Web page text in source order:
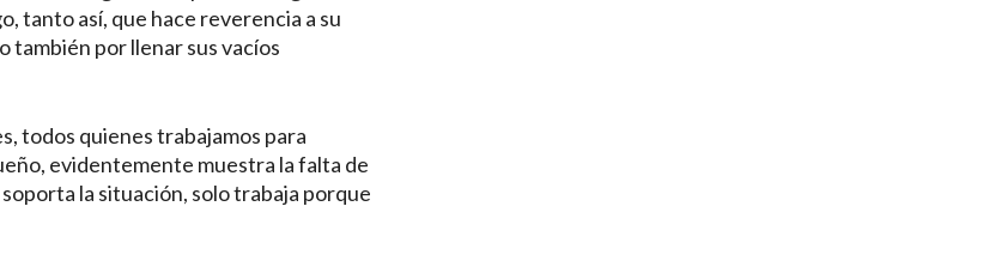
tanto así, que hace reverencia a su
también por llenar sus vacíos
todos quienes trabajamos para
evidentemente muestra la falta de
la situación, solo trabaja porque